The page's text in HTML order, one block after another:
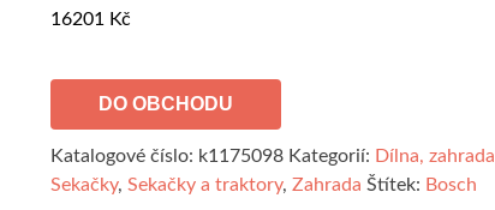
16201 Kč
DO OBCHODU
Katalogové číslo: k1175098 Kategorií: Dílna, zahrada
Sekačky, Sekačky a traktory, Zahrada Štítek: Bosch